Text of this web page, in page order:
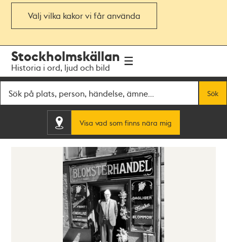
Välj vilka kakor vi får använda
navigationen
huvudinnehållet
Stockholmskällan
Historia i ord, ljud och bild
Sök
Visa vad som finns nära mig